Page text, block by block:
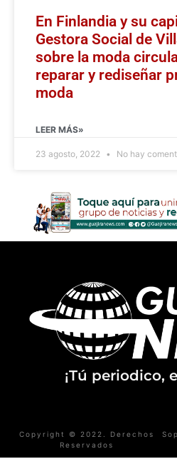
En Finlandia y su
Gestora Social de
sobre la moda
reparar y rediseñar
moda
LEER MÁS»
23 agosto, 2022 No hay
¡Tú periodico,
Copyright © 2022. Derechos
Reservados